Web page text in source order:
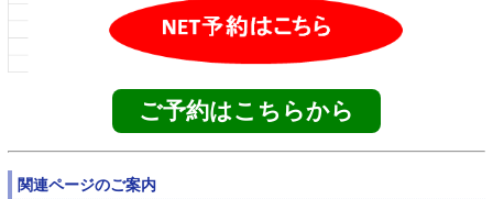
ご予約はこちらから
関連ページのご案内